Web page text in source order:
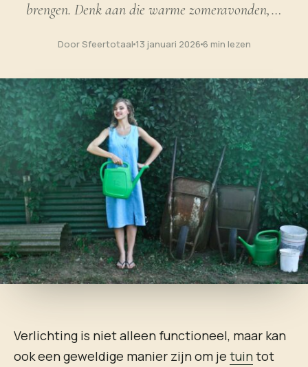
brengen. Denk aan die warme zomeravonden,…
Door Sfeertotaal13 januari 20266 min lezen
Verlichting is niet alleen functioneel, maar kan
ook een geweldige manier zijn om je tuin tot